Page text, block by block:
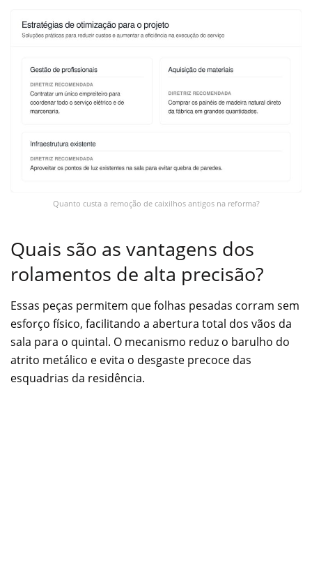
Quanto custa a remoção de caixilhos antigos na reforma?
Quais são as vantagens dos
rolamentos de alta precisão?
Essas peças permitem que folhas pesadas corram sem
esforço físico, facilitando a abertura total dos vãos da
sala para o quintal. O mecanismo reduz o barulho do
atrito metálico e evita o desgaste precoce das
esquadrias da residência.